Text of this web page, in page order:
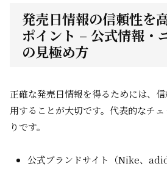
発売日情報の信頼性を
ポイント – 公式情報・
の見極め方
正確な発売日情報を得るためには、
用することが大切です。代表的なチ
りです。
公式ブランドサイト（Nike、